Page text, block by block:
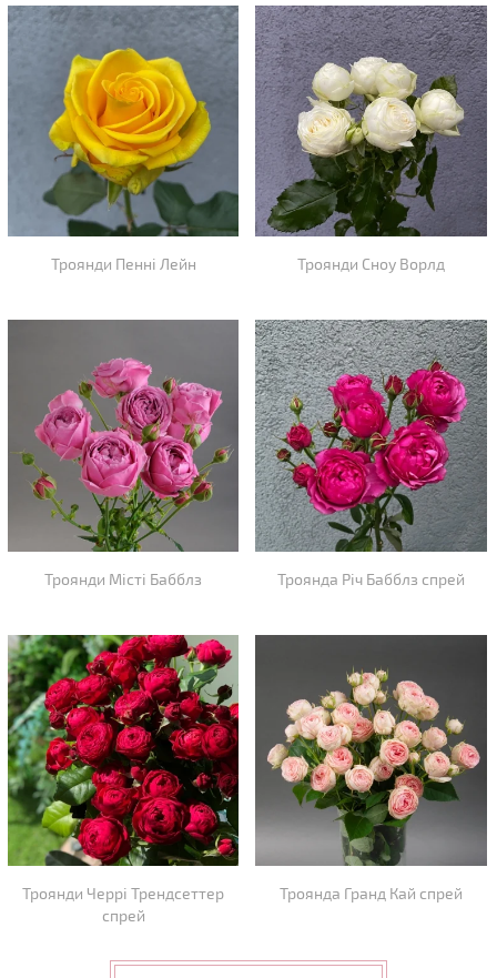
Троянди Пенні Лейн Троянди Сноу Ворлд
Троянди Місті Бабблз Троянда Річ Бабблз спрей
Троянди Черрі Трендсеттер
спрей
Троянда Гранд Кай спрей